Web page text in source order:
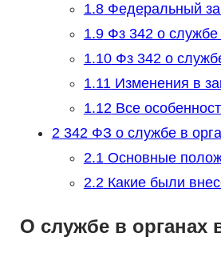
1.8Федеральный
1.9Фз 342 о службе
1.10Фз 342 о
1.11Изменения в
1.12Все
2342 ФЗ о службе в
2.1Основные
2.2Какие были
О службе в органах